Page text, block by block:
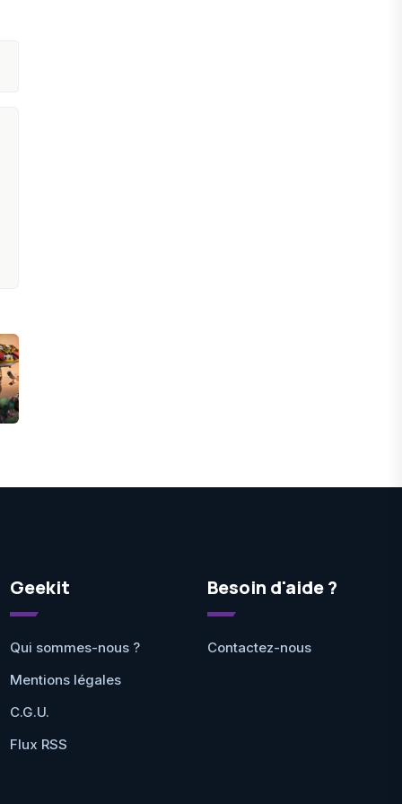
Geekit
Qui sommes-nous ?
Mentions légales
C.G.U.
Flux RSS
Besoin d'aide ?
Contactez-nous